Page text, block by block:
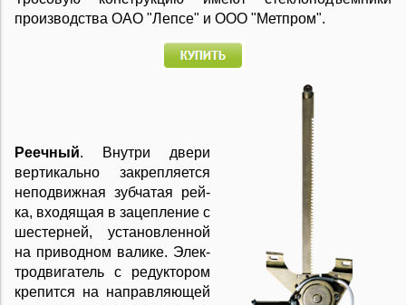
производства ОАО "Лепсе" и ООО "Метпром".
Ре­еч­ный. Вну­т­ри две­ри
вер­ти­каль­но за­кре­п­ля­ет­ся
не­под­виж­ная зуб­ча­тая рей­
ка, вхо­дя­щая в за­це­п­ле­ние с
ше­с­тер­ней, ус­та­но­в­лен­ной
на при­вод­ном ва­ли­ке. Элек­
т­ро­дви­га­тель с ре­ду­к­то­ром
кре­пит­ся на на­пра­в­ля­ю­щей